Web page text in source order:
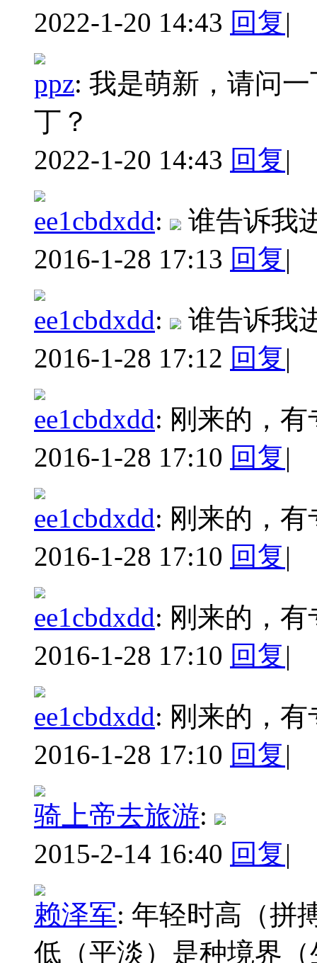
2022-1-20 14:43 回复|
ppz: 我是萌新，请问
丁？
2022-1-20 14:43 回复|
ee1cbdxdd:
谁告诉我
2016-1-28 17:13 回复|
ee1cbdxdd:
谁告诉我
2016-1-28 17:12 回复|
ee1cbdxdd: 刚来的，
2016-1-28 17:10 回复|
ee1cbdxdd: 刚来的，
2016-1-28 17:10 回复|
ee1cbdxdd: 刚来的，
2016-1-28 17:10 回复|
ee1cbdxdd: 刚来的，
2016-1-28 17:10 回复|
骑上帝去旅游:
2015-2-14 16:40 回复|
赖泽军: 年轻时高（拼
低（平淡）是种境界